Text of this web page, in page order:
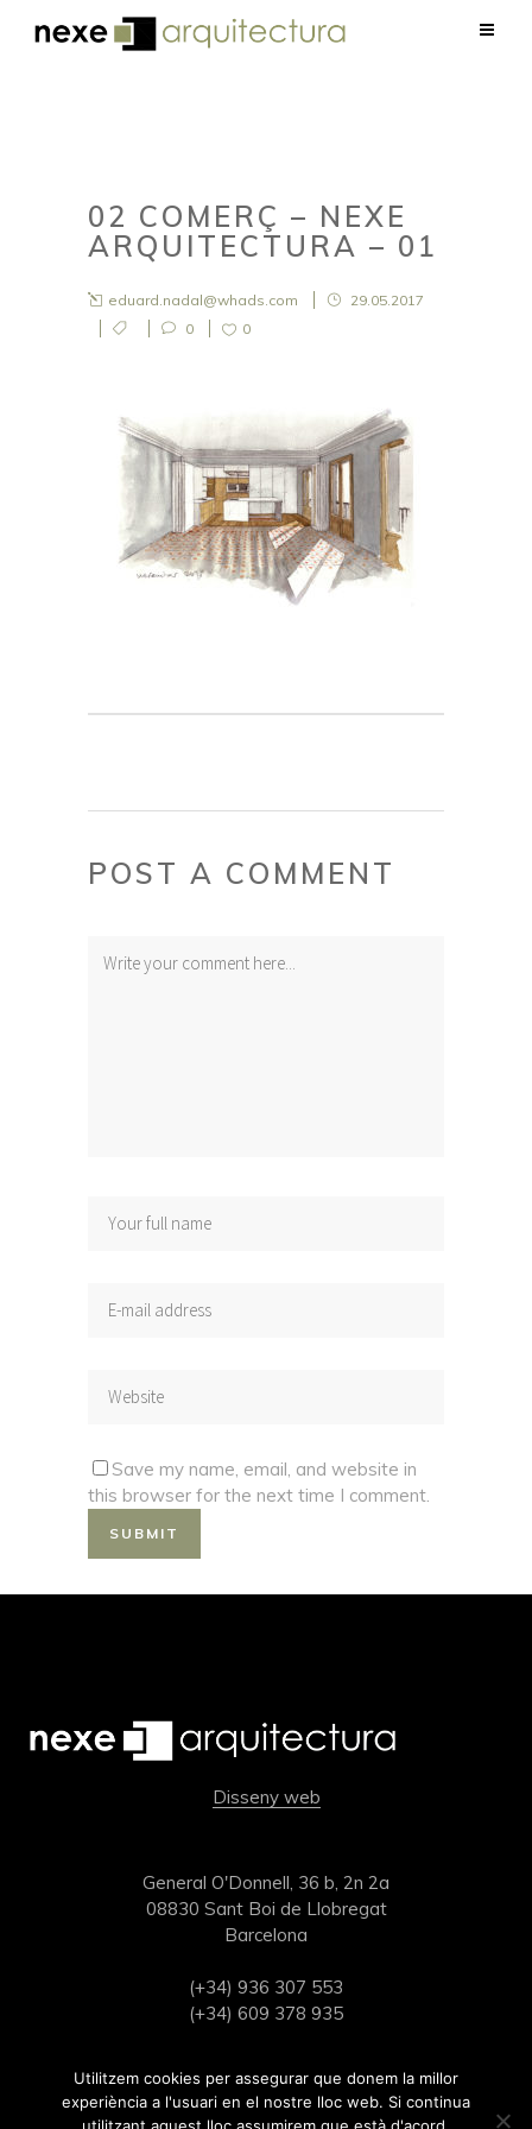
02 COMERÇ – NEXE
ARQUITECTURA – 01
eduard.nadal@whads.com
29.05.2017
0
0
POST A COMMENT
Save my name, email, and website in
this browser for the next time I comment.
Disseny web
General O'Donnell, 36 b, 2n 2a
08830 Sant Boi de Llobregat
Barcelona
(+34) 936 307 553
(+34) 609 378 935
Utilitzem cookies per assegurar que donem la millor
experiència a l'usuari en el nostre lloc web. Si continua